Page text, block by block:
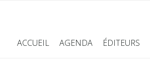
ACCUEIL AGENDA ÉDITEURS